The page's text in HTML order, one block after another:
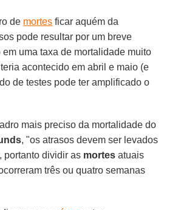
de mortes ficar aquém da
pode resultar por um breve
uma taxa de mortalidade muito
acontecido em abril e maio (e
de testes pode ter amplificado o
mais preciso da mortalidade do
, "os atrasos devem ser levados
portanto dividir as mortes atuais
três ou quatro semanas